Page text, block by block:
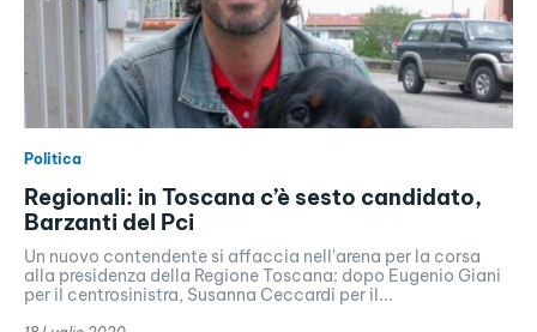
Politica
Regionali: in Toscana c’è sesto candidato,
Barzanti del Pci
Un nuovo contendente si affaccia nell'arena per la corsa
alla presidenza della Regione Toscana: dopo Eugenio Giani
per il centrosinistra, Susanna Ceccardi per il...